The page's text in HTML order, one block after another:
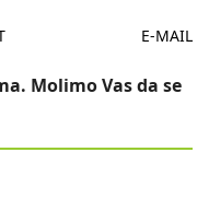
E-MAIL
Molimo Vas da se